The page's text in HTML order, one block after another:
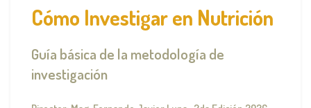
Cómo Investigar en Nutrición
Guía básica de la metodología de
investigación